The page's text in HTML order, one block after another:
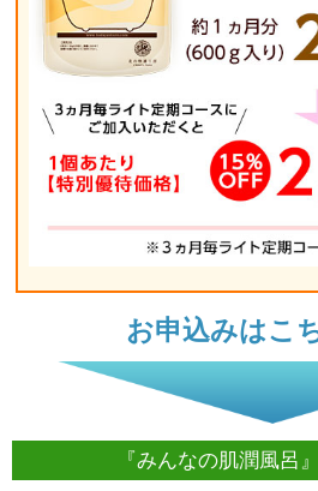
お申込みはこ
『みんなの肌潤風呂